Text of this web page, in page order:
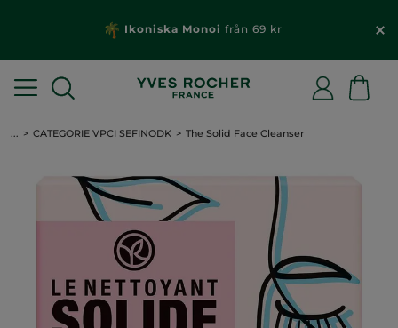
Ikoniska Monoi från 69 kr
... CATEGORIE VPCI SEFINODK The Solid Face Cleanser